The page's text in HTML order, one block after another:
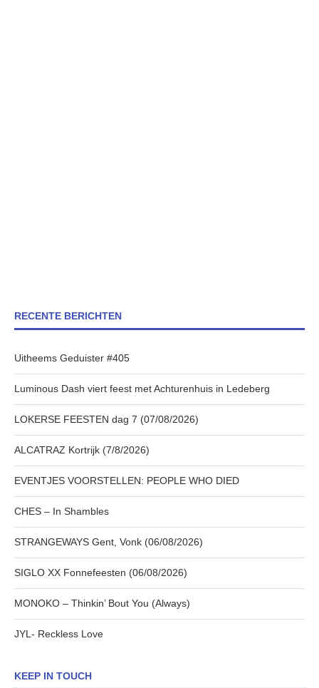
RECENTE BERICHTEN
Uitheems Geduister #405
Luminous Dash viert feest met Achturenhuis in Ledeberg
LOKERSE FEESTEN dag 7 (07/08/2026)
ALCATRAZ Kortrijk (7/8/2026)
EVENTJES VOORSTELLEN: PEOPLE WHO DIED
CHES – In Shambles
STRANGEWAYS Gent, Vonk (06/08/2026)
SIGLO XX Fonnefeesten (06/08/2026)
MONOKO – Thinkin’ Bout You (Always)
JYL- Reckless Love
KEEP IN TOUCH